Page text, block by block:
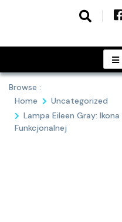
Browse :
Home
Uncategorized
Lampa Eileen Gray:
Funkcjonalnej